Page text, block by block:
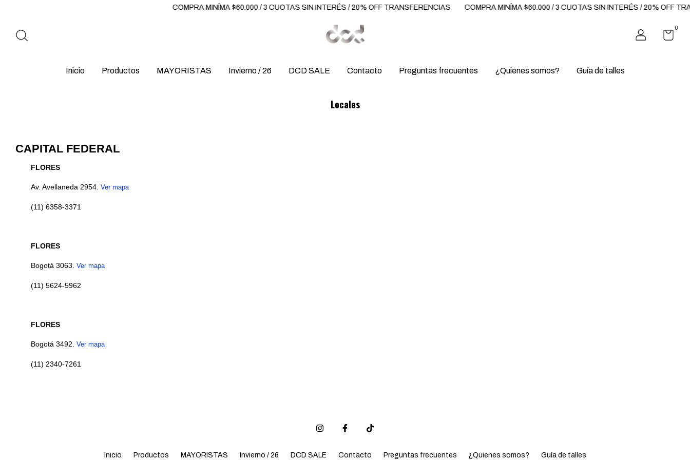
COMPRA MINÍMA $60.000 / 3 CUOTAS SIN INTERÉS / 20% OFF TRANSFERENCIAS COMPRA MINÍMA $60.000 / 3 CUOTAS SIN INTERÉS / 20% OFF
0
Inicio Productos MAYORISTAS Invierno / 26 DCD SALE Contacto Preguntas frecuentes ¿Quienes somos? Guía de talles
Locales
CAPITAL FEDERAL
FLORES
Av. Avellaneda 2954. Ver mapa
(11) 6358-3371
FLORES
Bogotá 3063. Ver mapa
(11) 5624-5962
FLORES
Bogotá 3492. Ver mapa
(11) 2340-7261
Inicio Productos MAYORISTAS Invierno / 26 DCD SALE Contacto Preguntas frecuentes ¿Quienes somos? Guía de talles